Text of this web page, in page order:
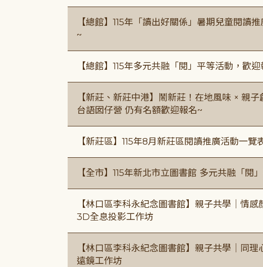
【總館】115年「讀出好關係」暑期兒童閱讀
~
【總館】115年多元共融「閱」平等活動，歡
【新莊、新莊中港】鬧新莊！在地風味 × 親
台語囡仔營 仍有名額歡迎報名~
【新莊區】115年8月新莊區閱讀推廣活動一覽
【全市】115年新北市立圖書館 多元共融「閱
【林口區李科永紀念圖書館】親子共學｜情
3D全息投影工作坊
【林口區李科永紀念圖書館】親子共學｜同
遠鏡工作坊